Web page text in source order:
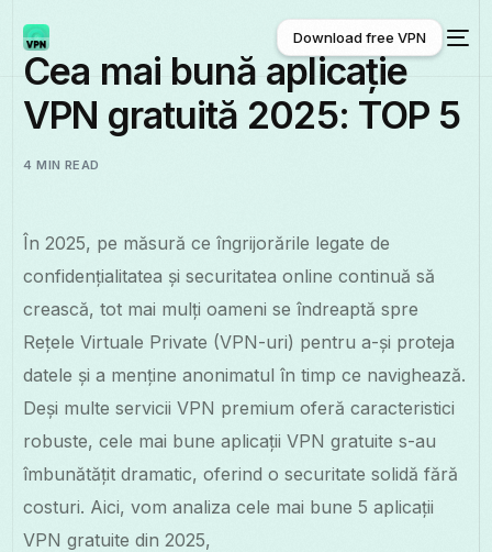
Română
Download free VPN
Download free VPN
Cea mai bună aplicație
VPN gratuită 2025: TOP 5
4 MIN READ
În 2025, pe măsură ce îngrijorările legate de
confidențialitatea și securitatea online continuă să
crească, tot mai mulți oameni se îndreaptă spre
Rețele Virtuale Private (VPN-uri) pentru a-și proteja
datele și a menține anonimatul în timp ce navighează.
Deși multe servicii VPN premium oferă caracteristici
robuste, cele mai bune aplicații VPN gratuite s-au
îmbunătățit dramatic, oferind o securitate solidă fără
costuri. Aici, vom analiza cele mai bune 5 aplicații
VPN gratuite din 2025,